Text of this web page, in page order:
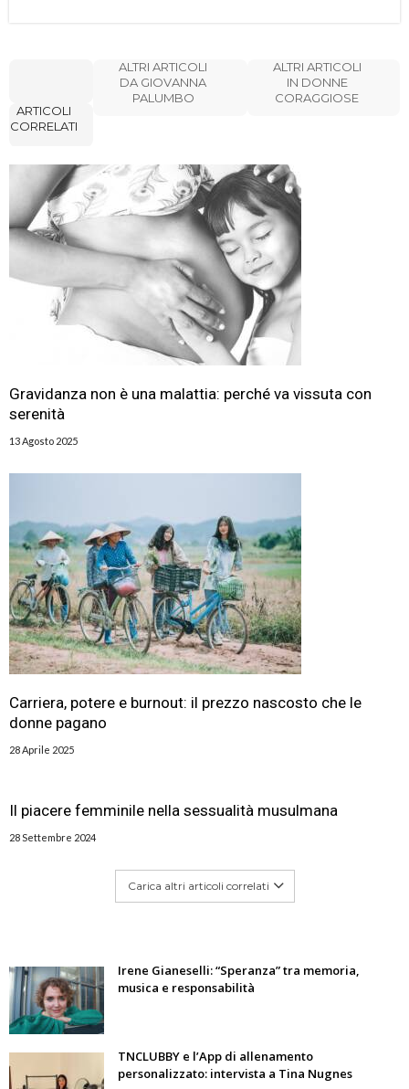
ARTICOLI
CORRELATI
ALTRI ARTICOLI
DA GIOVANNA
PALUMBO
ALTRI ARTICOLI
IN DONNE
CORAGGIOSE
Gravidanza non è una malattia: perché va vissuta con
serenità
13 Agosto 2025
Carriera, potere e burnout: il prezzo nascosto che le
donne pagano
28 Aprile 2025
Il piacere femminile nella sessualità musulmana
28 Settembre 2024
Carica altri articoli correlati
Irene Gianeselli: “Speranza” tra memoria,
musica e responsabilità
TNCLUBBY e l’App di allenamento
personalizzato: intervista a Tina Nugnes